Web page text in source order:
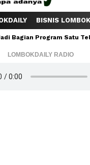
BISNIS
Bagian Program Satu
LOMBOKDAILY RADIO